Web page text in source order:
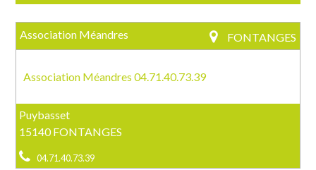
Association Méandres FONTANGES
Association Méandres 04.71.40.73.39
Puybasset
15140 FONTANGES
04.71.40.73.39